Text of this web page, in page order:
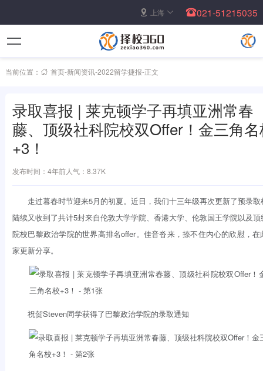
上海 021-51215035
当前位置： 首页-新闻资讯-2022留学捷报-正文
录取喜报 | 莱克顿学子再填亚洲常春
藤、顶级社科院校双Offer！金三角
+3！
发布时间：4年前人气：8.37K
走过暮春时节迎来5月的初夏。近日，我们十三年级再次更新了预录取
陆续又收到了共计5封来自伦敦大学学院、香港大学、伦敦国王学院以及顶
院校巴黎政治学院的世界高排名offer。佳音沓来，捺不住内心的欣慰，在
家更新分享。
祝贺Steven同学获得了巴黎政治学院的录取通知